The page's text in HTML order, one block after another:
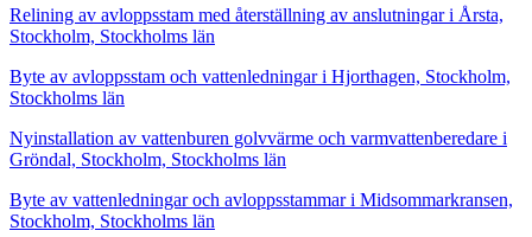
Relining av avloppsstam med återställning av anslutningar i Årsta,
Stockholm, Stockholms län
Byte av avloppsstam och vattenledningar i Hjorthagen, Stockholm,
Stockholms län
Nyinstallation av vattenburen golvvärme och varmvattenberedare i
Gröndal, Stockholm, Stockholms län
Byte av vattenledningar och avloppsstammar i Midsommarkransen,
Stockholm, Stockholms län